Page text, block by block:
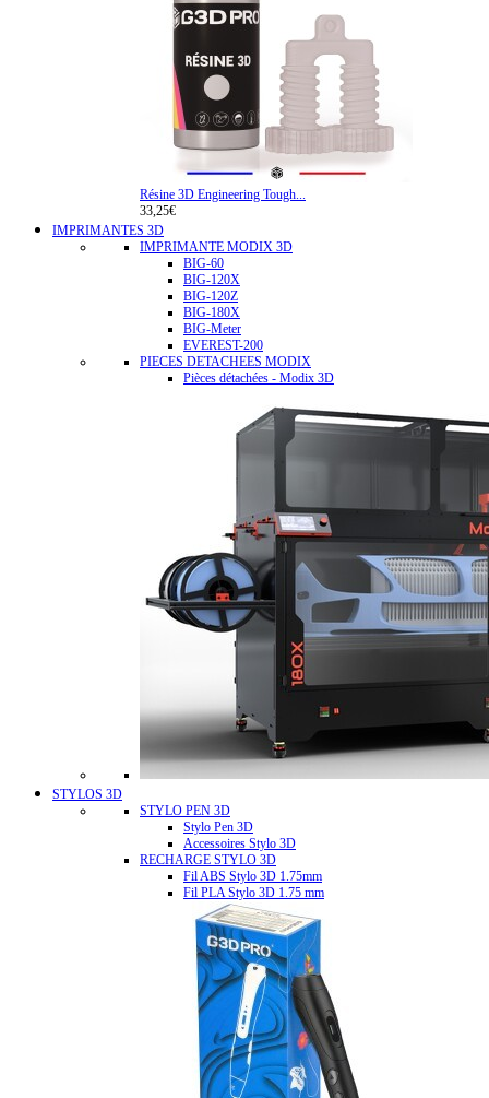
Résine 3D Engineering Tough...
33,25€
IMPRIMANTES 3D
IMPRIMANTE MODIX 3D
BIG-60
BIG-120X
BIG-120Z
BIG-180X
BIG-Meter
EVEREST-200
PIECES DETACHEES MODIX
Pièces détachées - Modix 3D
STYLOS 3D
STYLO PEN 3D
Stylo Pen 3D
Accessoires Stylo 3D
RECHARGE STYLO 3D
Fil ABS Stylo 3D 1.75mm
Fil PLA Stylo 3D 1.75 mm